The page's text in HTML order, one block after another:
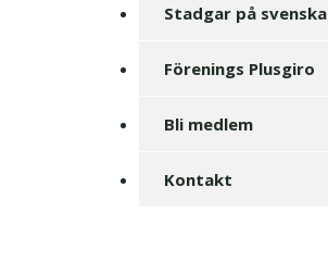
Stadgar på svenska
Förenings Plusgiro
Bli medlem
Kontakt